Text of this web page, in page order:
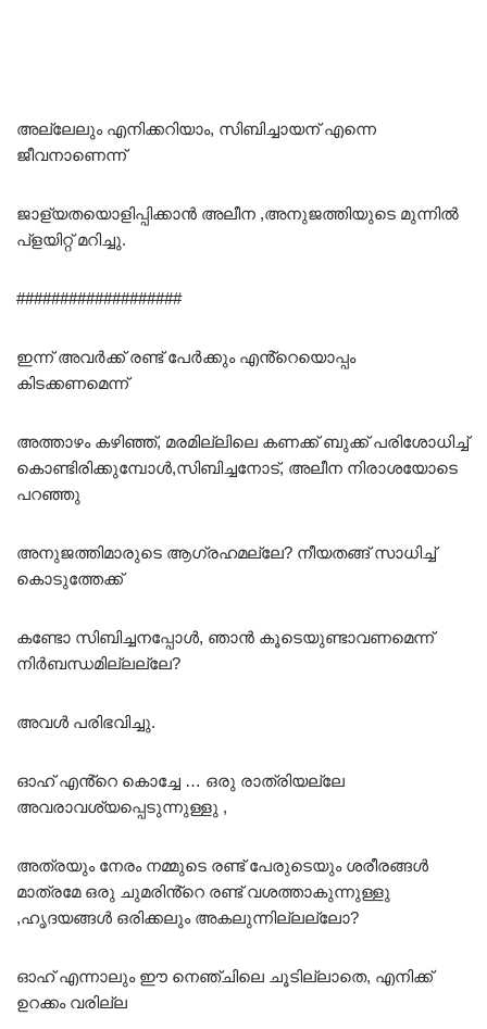
അല്ലേലും എനിക്കറിയാം, സിബിച്ചായന് എന്നെ
ജീവനാണെന്ന്
ജാള്യതയൊളിപ്പിക്കാൻ അലീന ,അനുജത്തിയുടെ മുന്നിൽ
പ്ളയിറ്റ് മറിച്ചു.
###################
ഇന്ന് അവർക്ക് രണ്ട് പേർക്കും എൻ്റെയൊപ്പം
കിടക്കണമെന്ന്
അത്താഴം കഴിഞ്ഞ്, മരമില്ലിലെ കണക്ക് ബുക്ക് പരിശോധിച്ച്
കൊണ്ടിരിക്കുമ്പോൾ,സിബിച്ചനോട്, അലീന നിരാശയോടെ
പറഞ്ഞു
അനുജത്തിമാരുടെ ആഗ്രഹമല്ലേ? നീയതങ്ങ് സാധിച്ച്
കൊടുത്തേക്ക്
കണ്ടോ സിബിച്ചനപ്പോൾ, ഞാൻ കൂടെയുണ്ടാവണമെന്ന്
നിർബന്ധമില്ലല്ലേ?
അവൾ പരിഭവിച്ചു.
ഓഹ് എൻ്റെ കൊച്ചേ … ഒരു രാത്രിയല്ലേ
അവരാവശ്യപ്പെടുന്നുള്ളു ,
അത്രയും നേരം നമ്മുടെ രണ്ട് പേരുടെയും ശരീരങ്ങൾ
മാത്രമേ ഒരു ചുമരിൻ്റെ രണ്ട് വശത്താകുന്നുള്ളു
,ഹൃദയങ്ങൾ ഒരിക്കലും അകലുന്നില്ലല്ലോ?
ഓഹ് എന്നാലും ഈ നെഞ്ചിലെ ചൂടില്ലാതെ, എനിക്ക്
ഉറക്കം വരില്ല